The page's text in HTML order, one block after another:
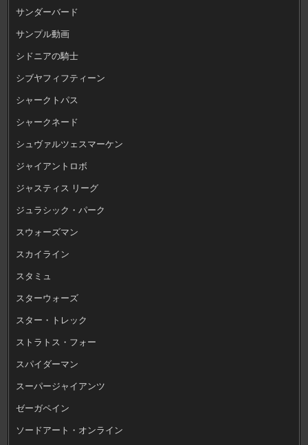
サンダーバード
サンプル動画
シドニアの騎士
シブヤフィフティーン
シャークトパス
シャークネード
シュヴァルツェスマーケン
ジャイアントロボ
ジャスティス リーグ
ジュラシック・パーク
スウォーズマン
スカイライン
スタミュ
スターウォーズ
スター・トレック
ストラトス・フォー
スパイダーマン
スーパージャイアンツ
ゼーガペイン
ソードアート・オンライン